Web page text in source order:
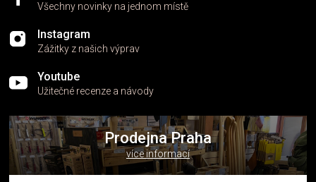
Všechny novinky na jednom místě
Instagram
Zážitky z našich výprav
Youtube
Užitečné recenze a návody
Prodejna Praha
více informací